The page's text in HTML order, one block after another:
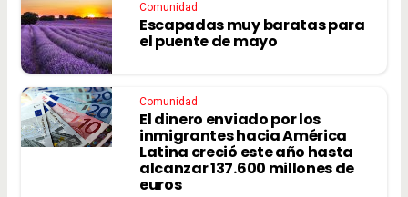
Comunidad
Escapadas muy baratas para
el puente de mayo
Comunidad
El dinero enviado por los
inmigrantes hacia América
Latina creció este año hasta
alcanzar 137.600 millones de
euros